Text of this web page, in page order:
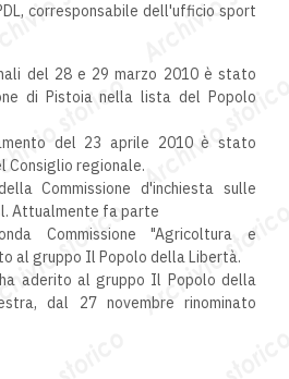
corresponsabile dell'ufficio sport
del 28 e 29 marzo 2010 è stato
di Pistoia nella lista del Popolo
del 23 aprile 2010 è stato
Consiglio regionale.
Commissione d'inchiesta sulle
Attualmente fa parte
Commissione "Agricoltura e
al gruppo Il Popolo della Libertà.
aderito al gruppo Il Popolo della
dal 27 novembre rinominato